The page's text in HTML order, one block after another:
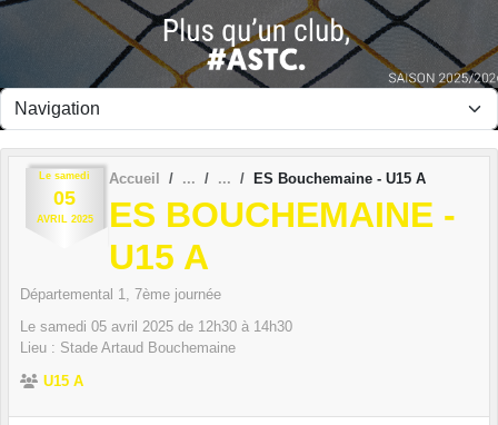
Le samedi
05
AVRIL 2025
Accueil ES Bouchemaine - U15 A
ES BOUCHEMAINE -
U15 A
Départemental 1, 7ème journée
Le samedi 05 avril 2025 de 12h30 à 14h30
Lieu : Stade Artaud Bouchemaine
U15 A
Panneau de gestion des cookies